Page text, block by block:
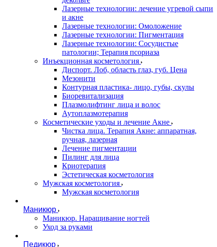
Лазерные технологии: лечение угревой сыпи
и акне
Лазерные технологии: Омоложение
Лазерные технологии: Пигментация
Лазерные технологии: Сосудистые
патологии; Терапия псориаза
Инъекционная косметология
Диспорт. Лоб, область глаз, губ. Цена
Мезонити
Контурная пластика- лицо, губы, скулы
Биоревитализация
Плазмолифтинг лица и волос
Аутоплазмотерапия
Косметические уходы и лечение Акне
Чистка лица. Терапия Акне: аппаратная,
ручная, лазерная
Лечение пигментации
Пилинг для лица
Криотерапия
Эстетическая косметология
Мужская косметология
Мужская косметология
Маникюр
Маникюр. Наращивание ногтей
Уход за руками
Педикюр